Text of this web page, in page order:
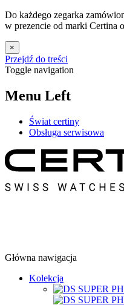
Do każdego zegarka
w prezencie od marki Certina
×
Przejdź do treści
Toggle navigation
Menu Left
Świat certiny
Obsługa serwisowa
Główna nawigacja
Kolekcja